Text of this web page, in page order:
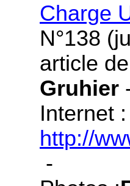
Charge
N°138
article
Gruhier
Internet
http://
-